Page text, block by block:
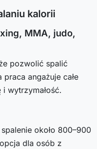
kalorii
MMA, judo,
pozwolić spalić
angażuje całe
i wytrzymałość.
około 800–900
dla osób z